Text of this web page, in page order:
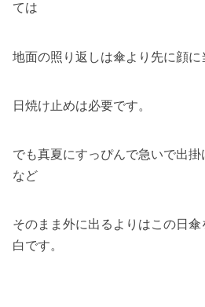
ては
地面の照り返しは傘より先に顔に
日焼け止めは必要です。
でも真夏にすっぴんで急いで出
など
そのまま外に出るよりはこの日
白です。